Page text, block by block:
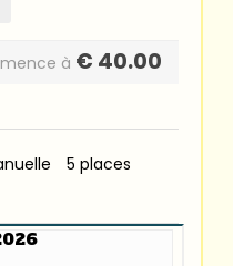
à € 40.00
5 places